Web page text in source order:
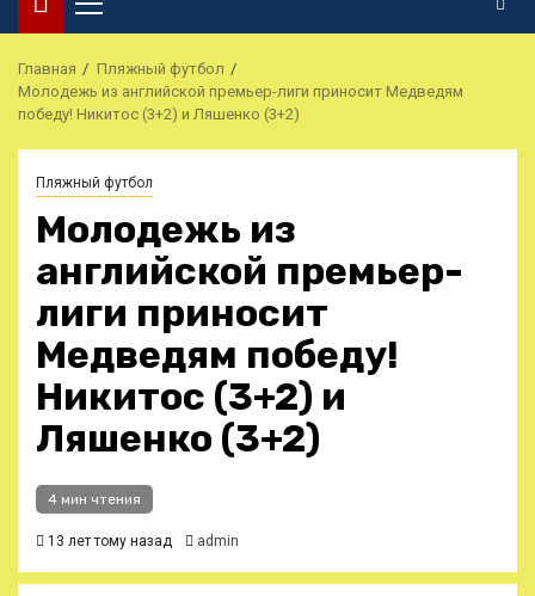
Основное
меню
Главная
Пляжный футбол
Молодежь из английской премьер-лиги приносит Медведям
победу! Никитос (3+2) и Ляшенко (3+2)
Пляжный футбол
Молодежь из
английской премьер-
лиги приносит
Медведям победу!
Никитос (3+2) и
Ляшенко (3+2)
4 мин чтения
13 лет тому назад admin